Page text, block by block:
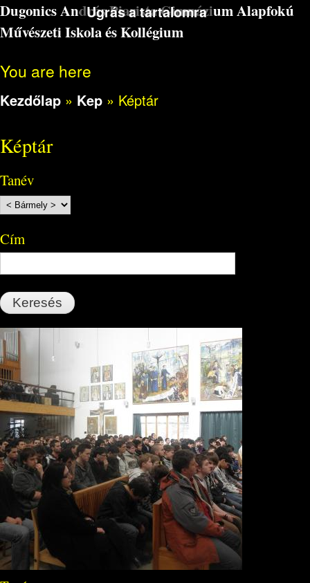
Ugrás a tartalomra
Dugonics András Piarista Gimnázium Alapfokú
Művészeti Iskola és Kollégium
You are here
Kezdőlap » Kep » Képtár
Képtár
Tanév
Cím